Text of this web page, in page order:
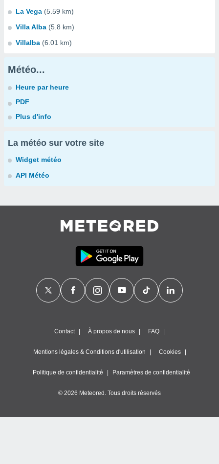
La Vega (5.59 km)
Villa Alba (5.8 km)
Villalba (6.01 km)
Météo...
Heure par heure
PDF
Plus d'info
La météo sur votre site
Widget météo
API Météo
Contact À propos de nous FAQ
Mentions légales & Conditions d'utilisation Cookies
Politique de confidentialité Paramètres de confidentialité
© 2026 Meteored. Tous droits réservés